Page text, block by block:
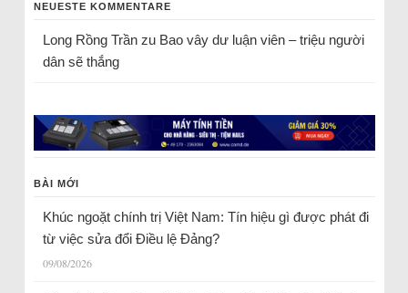
NEUESTE KOMMENTARE
Long Rồng Trầnzu Bao vây dư luận viên – triệu người
dân sẽ thắng
BÀI MỚI
Khúc ngoặt chính trị Việt Nam: Tín hiệu gì được phát đi
từ việc sửa đổi Điều lệ Đảng?
09/08/2026